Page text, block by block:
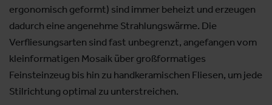
ergonomisch geformt) sind immer beheizt und erzeugen
dadurch eine angenehme Strahlungswärme. Die
Verfliesungsarten sind fast unbegrenzt, angefangen vom
kleinformatigen Mosaik über großformatiges
Feinsteinzeug bis hin zu handkeramischen Fliesen, um jede
Stilrichtung optimal zu unterstreichen.